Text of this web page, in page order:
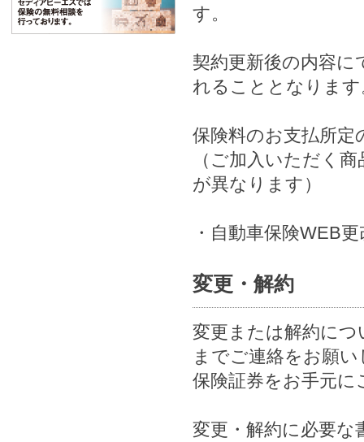
す。
契約更新後の内容に
れることとなります
保険料のお支払所定
（ご加入いただく
が異なります）
・自動車保険WEB
変更・解約
変更または解約に
までご連絡をお願
保険証券をお手元
変更・解約に必要な